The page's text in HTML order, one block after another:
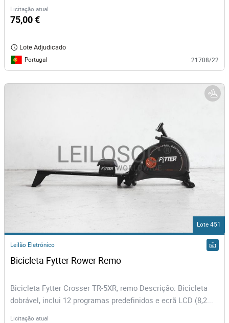
Licitação atual
75,00 €
Lote Adjudicado
Portugal 21708/22
Lote 451
Leilão Eletrónico
Bicicleta Fytter Crosser TR-5XR, remo Descrição: Bicicleta
dobrável, inclui 12 programas predefinidos e ecrã LCD (8,2...
Licitação atual